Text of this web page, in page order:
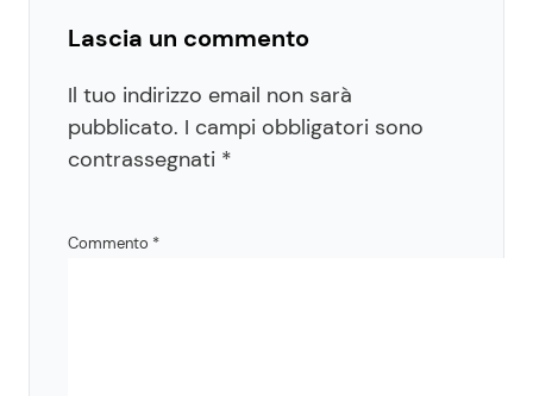
Lascia un commento
Il tuo indirizzo email non sarà
pubblicato. I campi obbligatori sono
contrassegnati *
Commento *